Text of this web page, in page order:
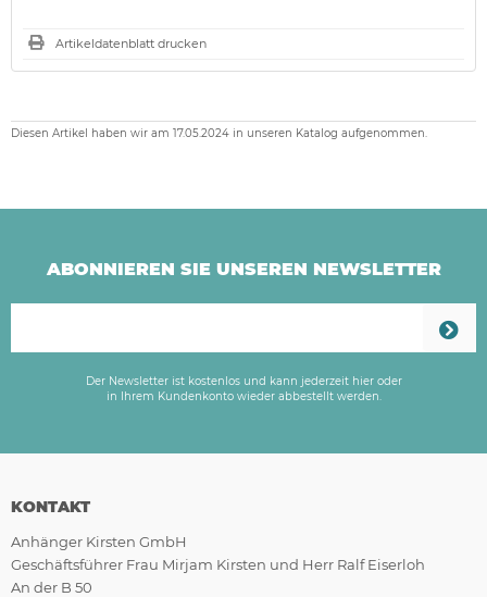
Artikeldatenblatt drucken
Diesen Artikel haben wir am 17.05.2024 in unseren Katalog aufgenommen.
ABONNIEREN SIE UNSEREN NEWSLETTER
Der Newsletter ist kostenlos und kann jederzeit hier oder
in Ihrem Kundenkonto wieder abbestellt werden.
KONTAKT
Anhänger Kirsten GmbH
Geschäftsführer Frau Mirjam Kirsten und Herr Ralf Eiserloh
An der B 50